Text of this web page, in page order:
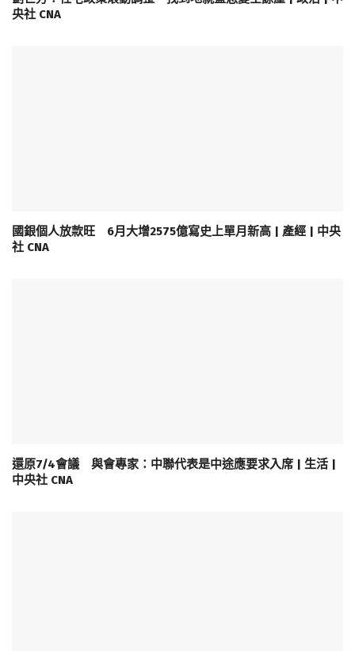
央社 CNA
國銀個人放款旺 6月大增2575億寫史上單月新高 | 產經 | 中央
社 CNA
還原7/4會議 與會專家：中聯代表是中途應要求入席 | 生活 |
中央社 CNA